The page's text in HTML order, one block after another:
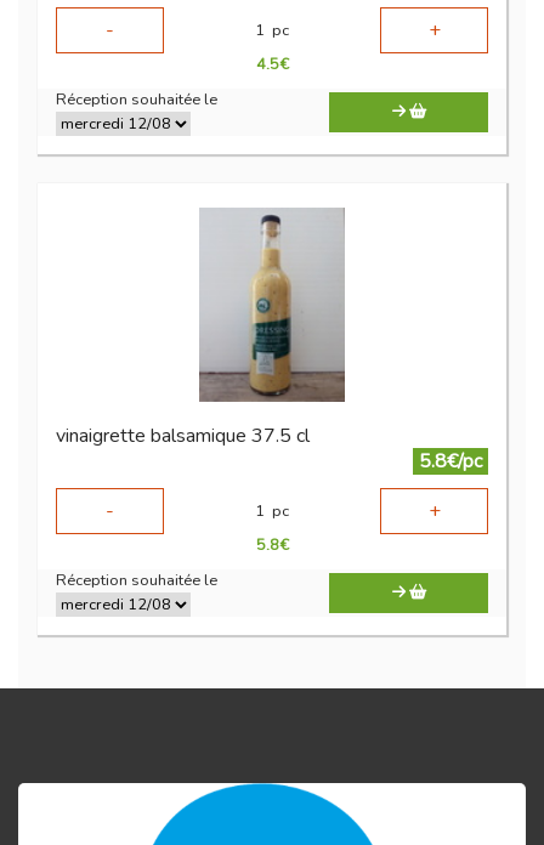
-
1 pc +
4.5€
Réception souhaitée le
vinaigrette balsamique 37.5 cl
5.8€/pc
-
1 pc +
5.8€
Réception souhaitée le